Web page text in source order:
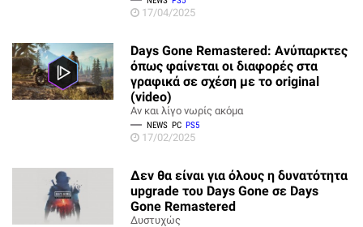
17/04/2025
Days Gone Remastered: Ανύπαρκτες
όπως φαίνεται οι διαφορές στα
γραφικά σε σχέση με το original
(video)
Αν και λίγο νωρίς ακόμα
NEWS PC PS5
17/02/2025
Δεν θα είναι για όλους η δυνατότητα
upgrade του Days Gone σε Days
Gone Remastered
Δυστυχώς